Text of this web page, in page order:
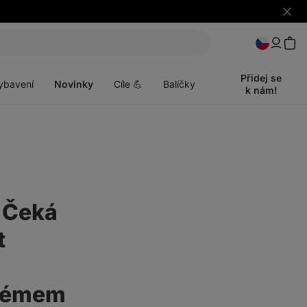
Skrýt
Novinky Cíle 💪 Balíčky
Přidej se
k nám!